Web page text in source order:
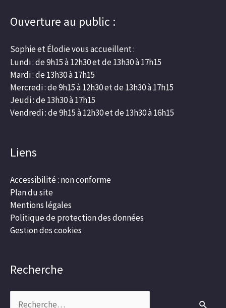
Ouverture au public :
Sophie et Élodie vous accueillent :
Lundi : de 9h15 à 12h30 et de 13h30 à 17h15
Mardi : de 13h30 à 17h15
Mercredi : de 9h15 à 12h30 et de 13h30 à 17h15
Jeudi : de 13h30 à 17h15
Vendredi : de 9h15 à 12h30 et de 13h30 à 16h15
Liens
Accessibilité : non conforme
Plan du site
Mentions légales
Politique de protection des données
Gestion des cookies
Recherche